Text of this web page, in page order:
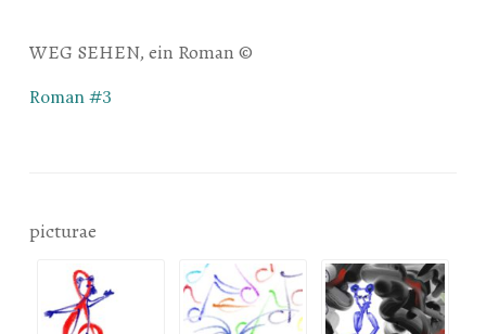
WEG SEHEN, ein Roman ©
Roman #3
picturae